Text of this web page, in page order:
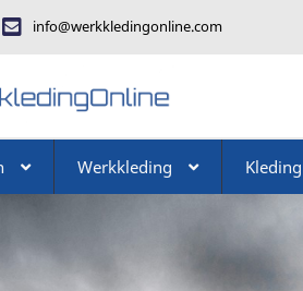
info@werkkledingonline.com
Werkkleding